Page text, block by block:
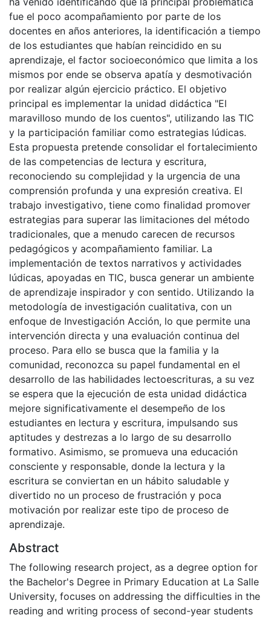
fue el poco acompañamiento por parte de los
docentes en años anteriores, la identificación a tiempo
de los estudiantes que habían reincidido en su
aprendizaje, el factor socioeconómico que limita a los
mismos por ende se observa apatía y desmotivación
por realizar algún ejercicio práctico. El objetivo
principal es implementar la unidad didáctica "El
maravilloso mundo de los cuentos", utilizando las TIC
y la participación familiar como estrategias lúdicas.
Esta propuesta pretende consolidar el fortalecimiento
de las competencias de lectura y escritura,
reconociendo su complejidad y la urgencia de una
comprensión profunda y una expresión creativa. El
trabajo investigativo, tiene como finalidad promover
estrategias para superar las limitaciones del método
tradicionales, que a menudo carecen de recursos
pedagógicos y acompañamiento familiar. La
implementación de textos narrativos y actividades
lúdicas, apoyadas en TIC, busca generar un ambiente
de aprendizaje inspirador y con sentido. Utilizando la
metodología de investigación cualitativa, con un
enfoque de Investigación Acción, lo que permite una
intervención directa y una evaluación continua del
proceso. Para ello se busca que la familia y la
comunidad, reconozca su papel fundamental en el
desarrollo de las habilidades lectoescrituras, a su vez
se espera que la ejecución de esta unidad didáctica
mejore significativamente el desempeño de los
estudiantes en lectura y escritura, impulsando sus
aptitudes y destrezas a lo largo de su desarrollo
formativo. Asimismo, se promueva una educación
consciente y responsable, donde la lectura y la
escritura se conviertan en un hábito saludable y
divertido no un proceso de frustración y poca
motivación por realizar este tipo de proceso de
aprendizaje.
Abstract
The following research project, as a degree option for
the Bachelor's Degree in Primary Education at La Salle
University, focuses on addressing the difficulties in the
reading and writing process of second-year students